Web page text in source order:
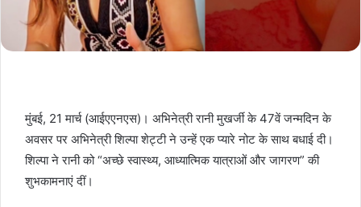
मुंबई, 21 मार्च (आईएएनएस)। अभिनेत्री रानी मुखर्जी के 47वें जन्मदिन के
अवसर पर अभिनेत्री शिल्पा शेट्टी ने उन्हें एक प्यारे नोट के साथ बधाई दी।
शिल्पा ने रानी को “अच्छे स्वास्थ्य, आध्यात्मिक यात्राओं और जागरण” की
शुभकामनाएं दीं।